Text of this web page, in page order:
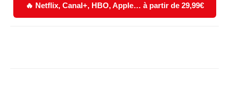
🔥 Netflix, Canal+, HBO, Apple… à partir de 29,99€